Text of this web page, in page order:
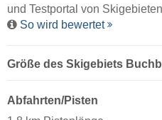
und Testportal von
So wird bewertet
Größe des Skigebiets
Abfahrten/Pisten